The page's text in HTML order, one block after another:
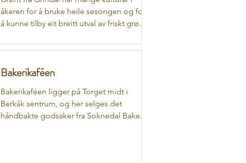
åkeren for å bruke heile sesongen og for
å kunne tilby eit breitt utval av friskt grønt
Bakerikaféen
Bakerikaféen ligger på Torget midt i
Berkåk sentrum, og her selges det
håndbakte godsaker fra Soknedal Bakeri -